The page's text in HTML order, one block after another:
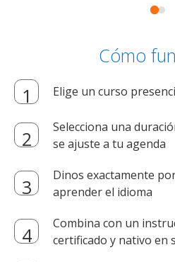
Cómo
Elige un curso
Selecciona una
se ajuste a tu agenda
Dinos exactamente
aprender el idioma
Combina con un
certificado y nativo en